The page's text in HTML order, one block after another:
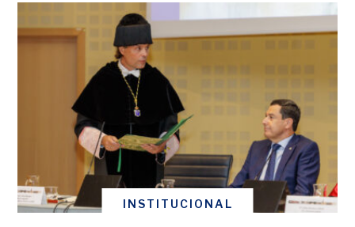
INSTITUCIONAL